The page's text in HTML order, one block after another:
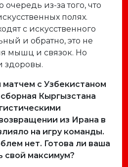
из-за того, что
полях.
с искусственного
и обратно, это не
мышц и связок. Но
здоровы.
с Узбекистаном
Кыргызстана
из Ирана в
на игру команды.
нет. Готова ли ваша
свой максимум?